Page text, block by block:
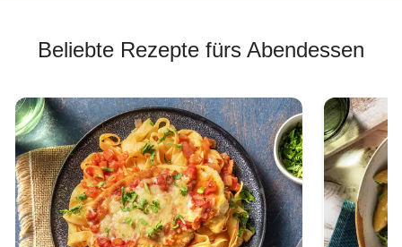
Beliebte Rezepte fürs Abendessen